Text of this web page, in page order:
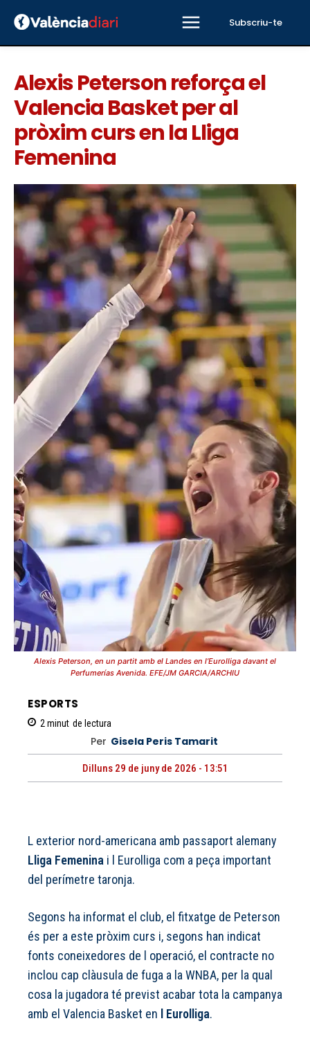
Subscriu-te
Alexis Peterson reforça el
Valencia Basket per al
pròxim curs en la Lliga
Femenina
Alexis Peterson, en un partit amb el Landes en l’Eurolliga davant el
Perfumerías Avenida. EFE/JM GARCIA/ARCHIU
ESPORTS
2 minut de lectura
Per Gisela Peris Tamarit
Dilluns 29 de juny de 2026 - 13:51
L exterior nord-americana amb passaport alemany
Lliga Femenina i l Eurolliga com a peça important
del perímetre taronja.
Segons ha informat el club, el fitxatge de Peterson
és per a este pròxim curs i, segons han indicat
fonts coneixedores de l operació, el contracte no
inclou cap clàusula de fuga a la WNBA, per la qual
cosa la jugadora té previst acabar tota la campanya
amb el Valencia Basket en
l Eurolliga.